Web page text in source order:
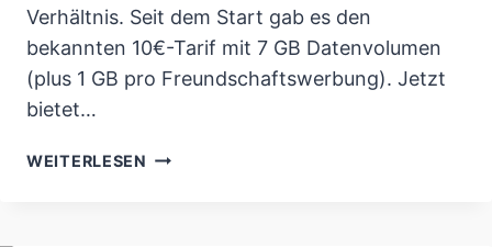
Verhältnis. Seit dem Start gab es den
bekannten 10€-Tarif mit 7 GB Datenvolumen
(plus 1 GB pro Freundschaftswerbung). Jetzt
bietet…
WEITERLESEN FRAENK